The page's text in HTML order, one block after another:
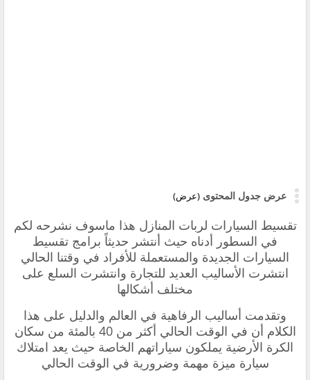
عرض جدول المحتوى (عرض)
تقسيط السيارات لربات المنازل هذا ماسوف نشرحه لكم
في السطور أدناه حيث أنتشر حديثاً برامج تقسيط
السيارات الجديدة والمستعملة للأفراد في وقتنا الحالي
انتشرت الأساليب العديد للتجارة وانتشرت السلع على
مختلف أشكالها
وتقدمت أساليب الرفاهية في العالم والدليل على هذا
الكلام أن في الوقت الحالي أكثر من 40 بالمئة من سكان
الكرة الأرضية يملكون سياراتهم الخاصة حيث يعد امتلاك
سيارة ميزة مهمة وضرورية في الوقت الحالي